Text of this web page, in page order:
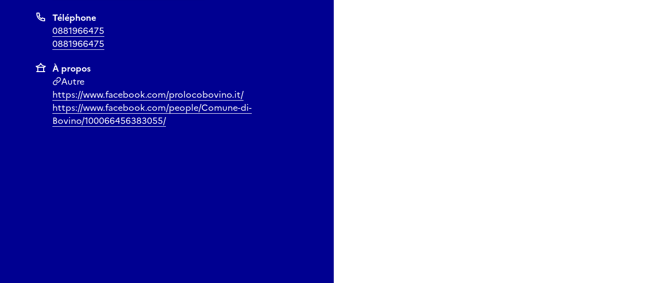
Téléphone
0881966475
0881966475
À propos
Autre
https://www.facebook.com/prolocobovino.it/
https://www.facebook.com/people/Comune-di-
Bovino/100066456383055/